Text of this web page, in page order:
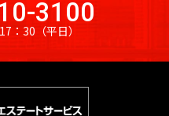
3100
：30 （平日）